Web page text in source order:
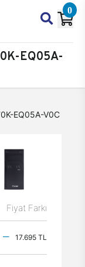
0
EQ05A-
EQ05A-V0C
Fiyat Farkı
17.695 TL